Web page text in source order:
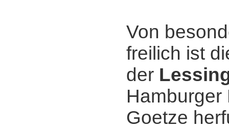
Von
freilich ist
der
Hamburger
Goetze